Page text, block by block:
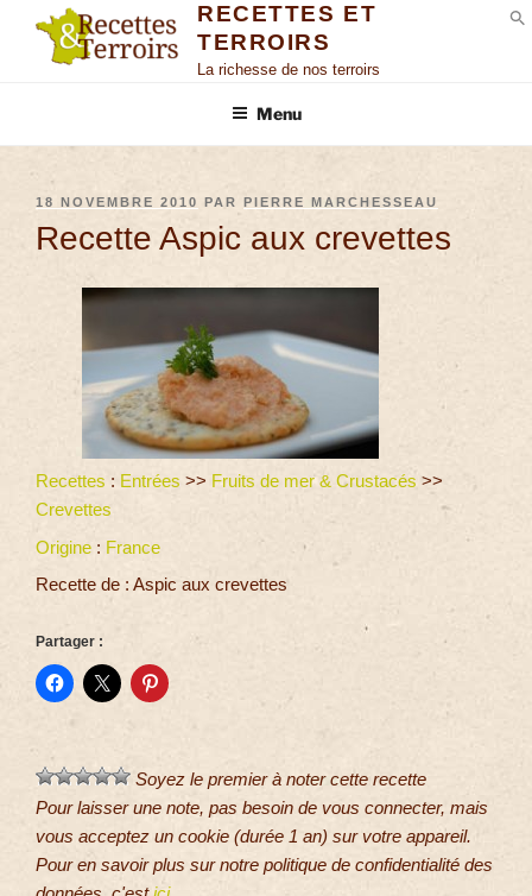
RECETTES ET
TERROIRS
La richesse de nos terroirs
Menu
18 NOVEMBRE 2010 PAR PIERRE MARCHESSEAU
Recette Aspic aux crevettes
Recettes : Entrées >> Fruits de mer & Crustacés >>
Crevettes
Origine : France
Recette de : Aspic aux crevettes
Partager :
Soyez le premier à noter cette recette
Pour laisser une note, pas besoin de vous connecter, mais
vous acceptez un cookie (durée 1 an) sur votre appareil.
Pour en savoir plus sur notre politique de confidentialité des